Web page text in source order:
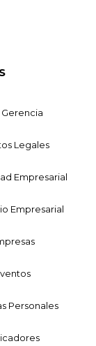
Legales
Empresarial
Empresarial
Personales